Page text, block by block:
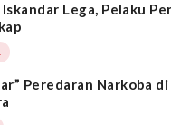
Iskandar Lega, Pelaku
Peredaran Narkoba